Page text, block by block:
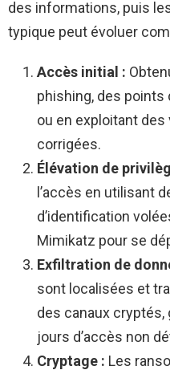
des informations, puis
typique peut évoluer
Accès initial :
phishing, des
ou en exploitant
corrigées.
Élévation de
l’accès en utilisant
d’identification
Mimikatz pour se
Exfiltration de
sont localisées et
des canaux cryptés,
jours d’accès non
Cryptage : Les